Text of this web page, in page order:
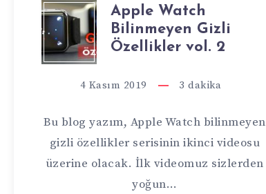
APPLE
WATCH
BILINMEYEN
GIZLI
ÖZELLIKLER
Apple Watch
Bilinmeyen Gizli
Özellikler vol. 2
4 Kasım 2019 3 dakika
Bu blog yazım, Apple Watch bilinmeyen
gizli özellikler serisinin ikinci videosu
üzerine olacak. İlk videomuz sizlerden
yoğun…